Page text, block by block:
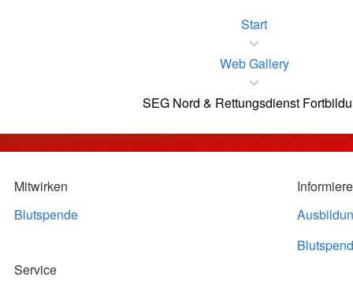
Start
Web Gallery
SEG Nord & Rettungsdienst
Mitwirken
Blutspende
Service